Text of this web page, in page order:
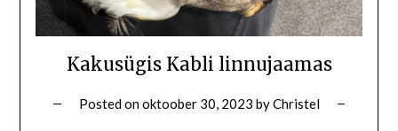
Kakusügis Kabli linnujaamas
Posted onoktoober 30, 2023 byChristel